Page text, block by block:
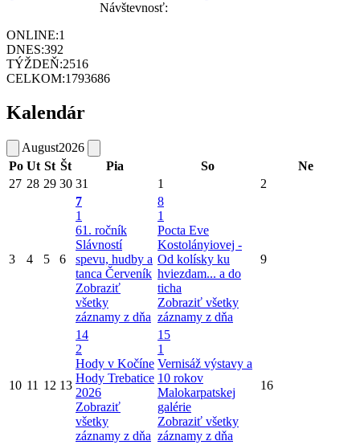
Návštevnosť:
ONLINE:1
DNES:392
TÝŽDEŇ:2516
CELKOM:1793686
Kalendár
August2026
Po Ut St Št Pia So
Ne
27 28 29 30 31 1 2
3 4 5 6
7
1
61. ročník
Slávností
spevu, hudby a
tanca Červeník
Zobraziť
všetky
záznamy z dňa
8
1
Pocta Eve
Kostolányiovej -
Od kolísky ku
hviezdam... a do
ticha
Zobraziť všetky
záznamy z dňa
9
10 11 12 13
14
2
Hody v Kočíne
Hody Trebatice
2026
Zobraziť
všetky
záznamy z dňa
15
1
Vernisáž výstavy a
10 rokov
Malokarpatskej
galérie
Zobraziť všetky
záznamy z dňa
16